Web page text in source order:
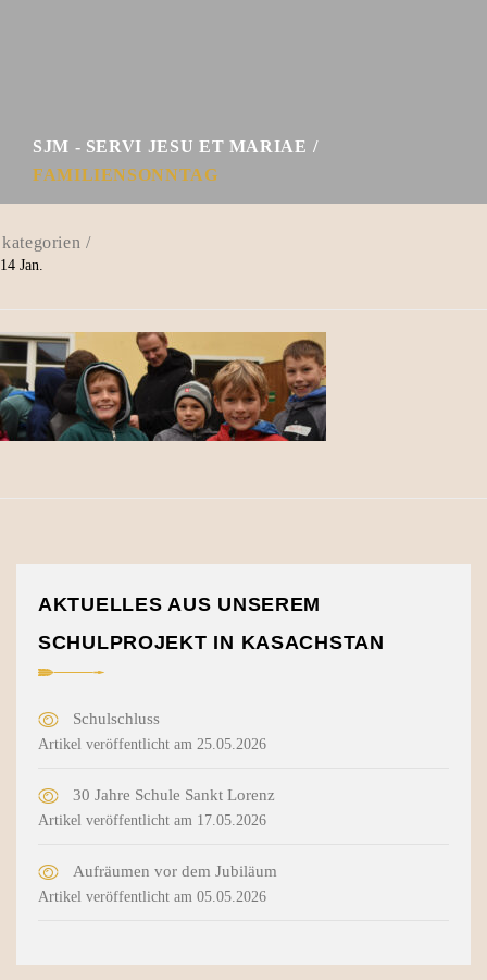
SJM - SERVI JESU ET MARIAE
FAMILIENSONNTAG
14 Jan.
AKTUELLES AUS UNSEREM
SCHULPROJEKT IN KASACHSTAN
Schulschluss
Artikel veröffentlicht am 25.05.2026
30 Jahre Schule Sankt Lorenz
Artikel veröffentlicht am 17.05.2026
Aufräumen vor dem Jubiläum
Artikel veröffentlicht am 05.05.2026